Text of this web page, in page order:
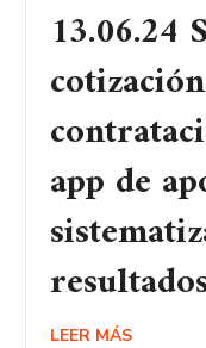
13.06.24
app de
LEER MÁS